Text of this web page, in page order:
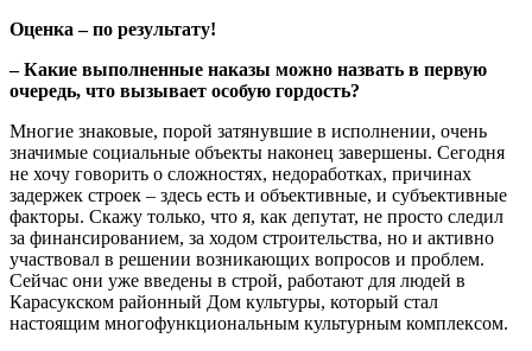
Оценка – по результату!
– Какие выполненные наказы можно назвать в первую
очередь, что вызывает особую гордость?
Многие знаковые, порой затянувшие в исполнении, очень
значимые социальные объекты наконец завершены. Сегодня
не хочу говорить о сложностях, недоработках, причинах
задержек строек – здесь есть и объективные, и субъективные
факторы. Скажу только, что я, как депутат, не просто следил
за финансированием, за ходом строительства, но и активно
участвовал в решении возникающих вопросов и проблем.
Сейчас они уже введены в строй, работают для людей в
Карасукском районный Дом культуры, который стал
настоящим многофункциональным культурным комплексом.